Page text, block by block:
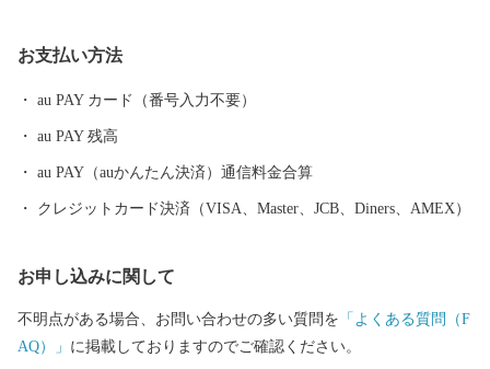
お支払い方法
au PAY カード（番号入力不要）
au PAY 残高
au PAY（auかんたん決済）通信料金合算
クレジットカード決済（VISA、Master、JCB、Diners、AMEX）
お申し込みに関して
不明点がある場合、お問い合わせの多い質問を 「よくある質問（F
AQ）」 に掲載しておりますのでご確認ください。